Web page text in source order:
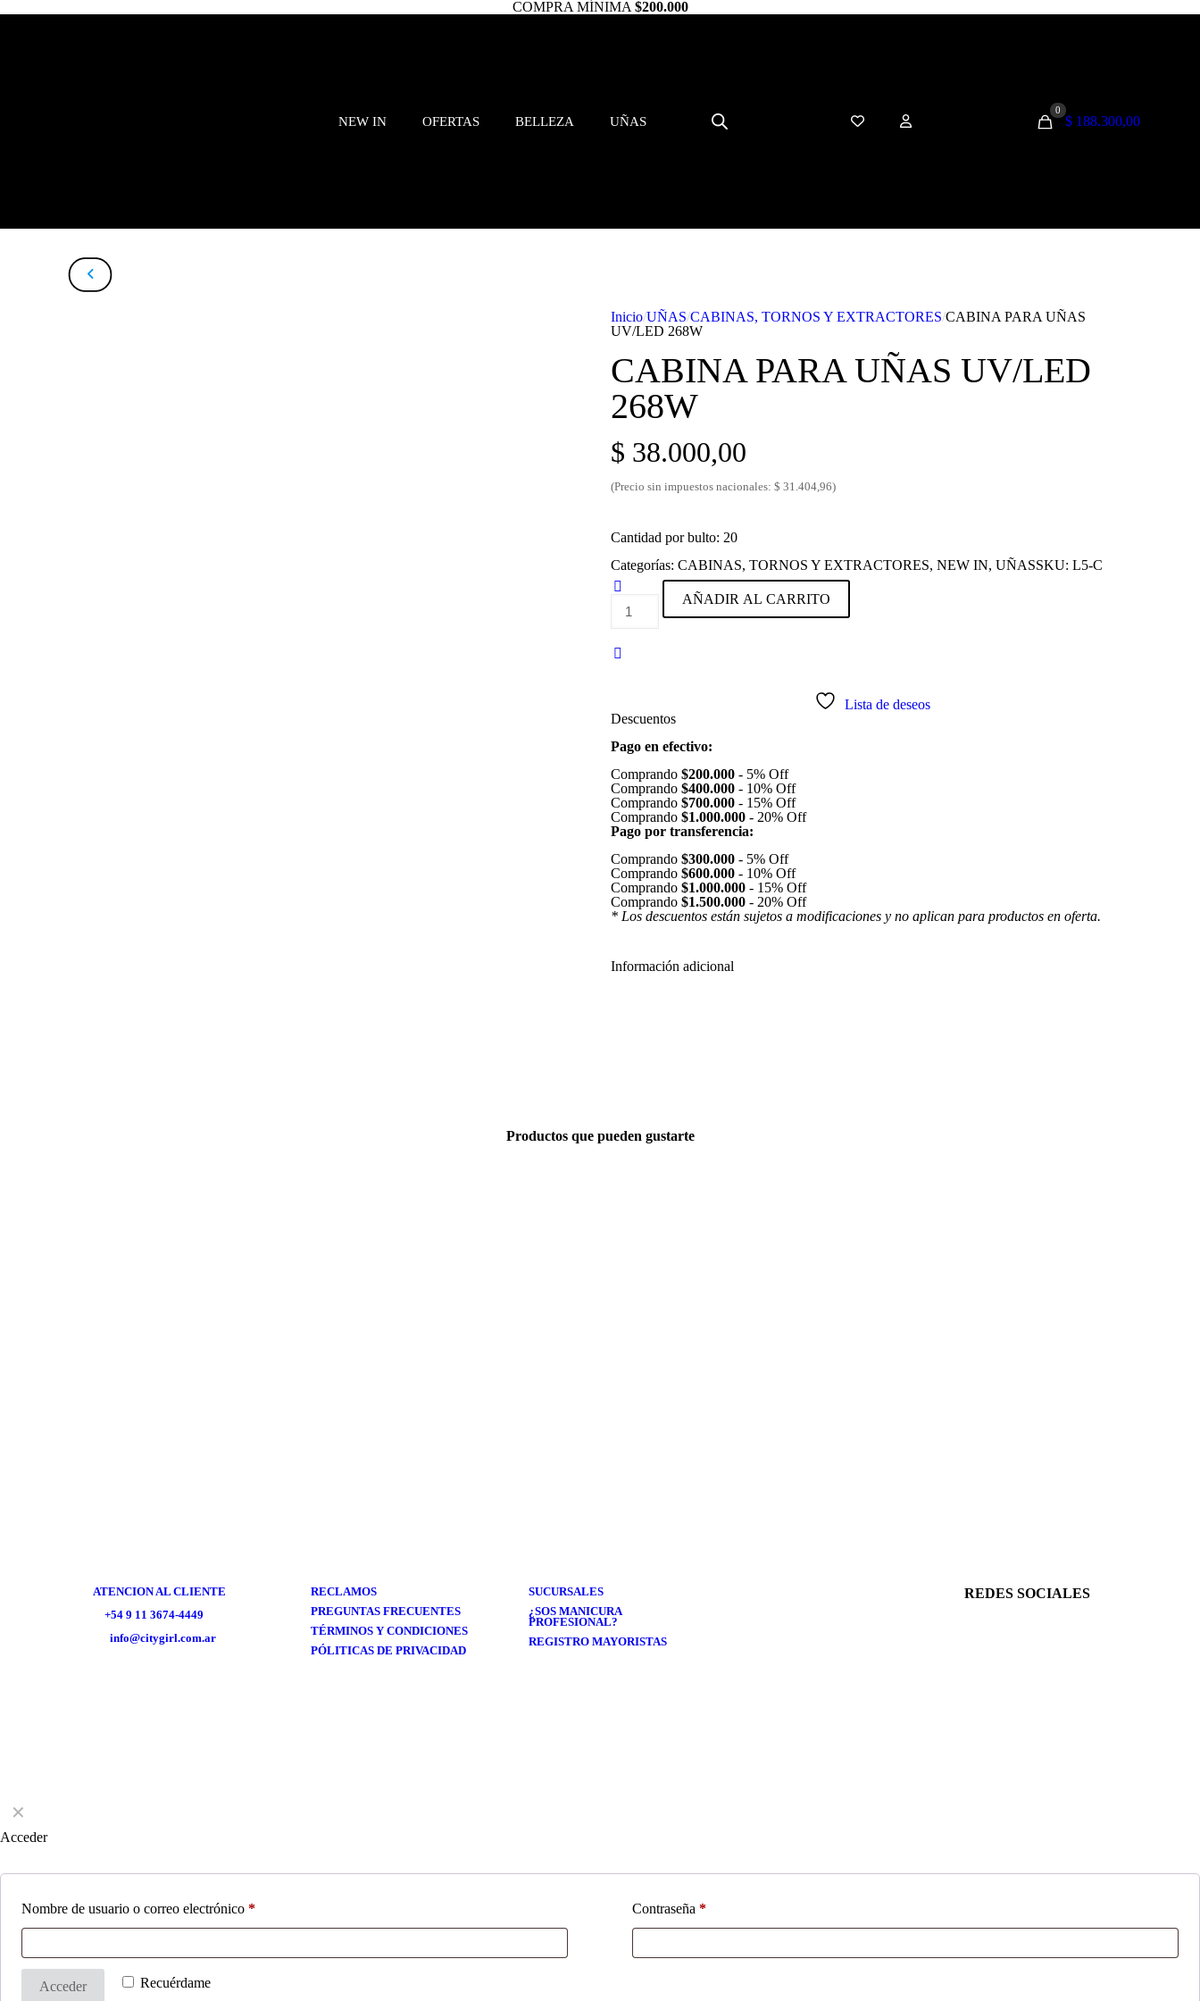
COMPRA MÍNIMA $200.000
NEW IN OFERTAS BELLEZA UÑAS
0
$ 188.300,00
Inicio/UÑAS/CABINAS, TORNOS Y EXTRACTORES/CABINA PARA UÑAS
UV/LED 268W
CABINA PARA UÑAS UV/LED
268W
$ 38.000,00
(Precio sin impuestos nacionales: $ 31.404,96)
Cantidad por bulto: 20
Categorías: CABINAS, TORNOS Y EXTRACTORES, NEW IN, UÑASSKU: L5-C
PARA
268W
AÑADIR AL CARRITO
Lista de deseos
Descuentos
Pago en efectivo:
Comprando $200.000 - 5% Off
Comprando $400.000 - 10% Off
Comprando $700.000 - 15% Off
Comprando $1.000.000 - 20% Off
Pago por transferencia:
Comprando $300.000 - 5% Off
Comprando $600.000 - 10% Off
Comprando $1.000.000 - 15% Off
Comprando $1.500.000 - 20% Off
* Los descuentos están sujetos a modificaciones y no aplican para productos en oferta.
Información adicional
Productos que pueden gustarte
ATENCION AL CLIENTE
ㅤ+54 9 11 3674-4449
ㅤinfo@citygirl.com.ar
RECLAMOS
PREGUNTAS FRECUENTES
TÉRMINOS Y CONDICIONES
PÓLITICAS DE PRIVACIDAD
SUCURSALES
¿SOS MANICURA
PROFESIONAL?
REGISTRO MAYORISTAS
REDES SOCIALES
✕
Acceder
Nombre de usuario o correo electrónico * Contraseña*
Recuérdame
Acceder